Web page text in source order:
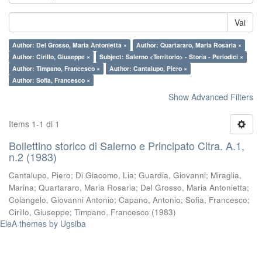
Vai
Author: Del Grosso, Maria Antonietta ×
Author: Quartararo, Maria Rosaria ×
Author: Cirillo, Giuseppe ×
Subject: Salerno <Territorio> - Storia - Periodici ×
Author: Timpano, Francesco ×
Author: Cantalupo, Piero ×
Author: Sofia, Francesco ×
Show Advanced Filters
Items 1-1 di 1
Bollettino storico di Salerno e Principato Citra. A.1,
n.2 (1983)
Cantalupo, Piero; Di Giacomo, Lia; Guardia, Giovanni; Miraglia,
Marina; Quartararo, Maria Rosaria; Del Grosso, Maria Antonietta;
Colangelo, Giovanni Antonio; Capano, Antonio; Sofia, Francesco;
Cirillo, Giuseppe; Timpano, Francesco (1983)
EleA themes by Ugsiba